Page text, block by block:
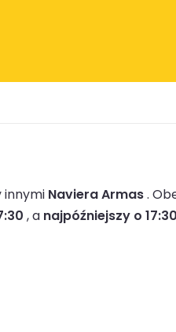
innymi Naviera Armas.
, a najpóźniejszy o 17:30